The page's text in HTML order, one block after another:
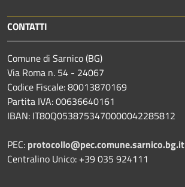
CONTATTI
Comune di Sarnico (BG)
Via Roma n. 54 - 24067
Codice Fiscale: 80013870169
Partita IVA: 00636640161
IBAN: IT80Q0538753470000042285812
PEC: protocollo@pec.comune.sarnico.bg.it
Centralino Unico: +39 035 924111